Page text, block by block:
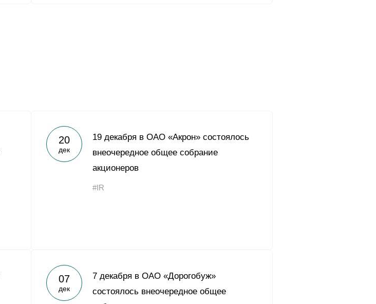
20
дек
19 декабря в ОАО «Акрон» состоялось
внеочередное общее собрание
акционеров
#IR
07
дек
7 декабря в ОАО «Дорогобуж»
состоялось внеочередное общее